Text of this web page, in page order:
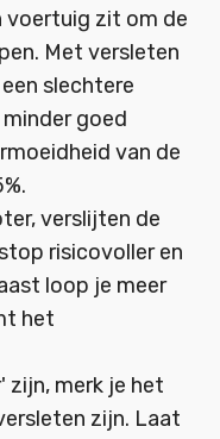
voertuig zit om de
Met versleten
slechtere
goed
van de
verslijten de
risicovoller en
loop je meer
het
zijn, merk je het
zijn. Laat